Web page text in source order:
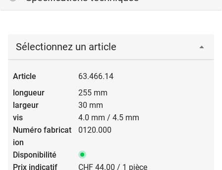
Sélectionnez un article
63.466.14
255 mm
30 mm
4.0 mm / 4.5 mm
0120.000
CHF 44.00 / 1 pièce